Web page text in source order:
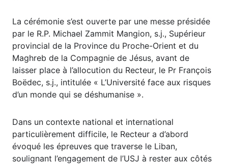
La cérémonie s’est ouverte par une messe présidée
par le R.P. Michael Zammit Mangion, s.j., Supérieur
provincial de la Province du Proche-Orient et du
Maghreb de la Compagnie de Jésus, avant de
laisser place à l’allocution du Recteur, le Pr François
Boëdec, s.j., intitulée « L’Université face aux risques
d’un monde qui se déshumanise ».
Dans un contexte national et international
particulièrement difficile, le Recteur a d’abord
évoqué les épreuves que traverse le Liban,
soulignant l’engagement de l’USJ à rester aux côtés